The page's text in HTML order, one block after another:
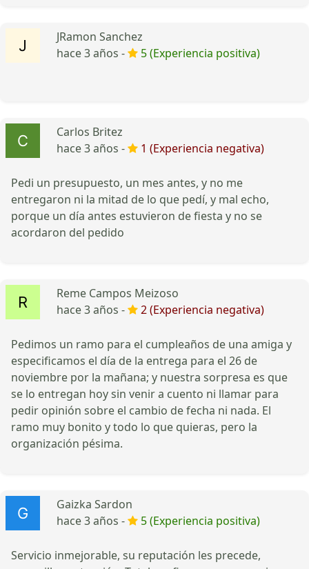
JRamon Sanchez
hace 3 años -
5 (Experiencia positiva)
Carlos Britez
hace 3 años -
1 (Experiencia negativa)
Pedi un presupuesto, un mes antes, y no me
entregaron ni la mitad de lo que pedí, y mal echo,
porque un día antes estuvieron de fiesta y no se
acordaron del pedido
Reme Campos Meizoso
hace 3 años -
2 (Experiencia negativa)
Pedimos un ramo para el cumpleaños de una amiga y
especificamos el día de la entrega para el 26 de
noviembre por la mañana; y nuestra sorpresa es que
se lo entregan hoy sin venir a cuento ni llamar para
pedir opinión sobre el cambio de fecha ni nada. El
ramo muy bonito y todo lo que quieras, pero la
organización pésima.
Gaizka Sardon
hace 3 años -
5 (Experiencia positiva)
Servicio inmejorable, su reputación les precede,